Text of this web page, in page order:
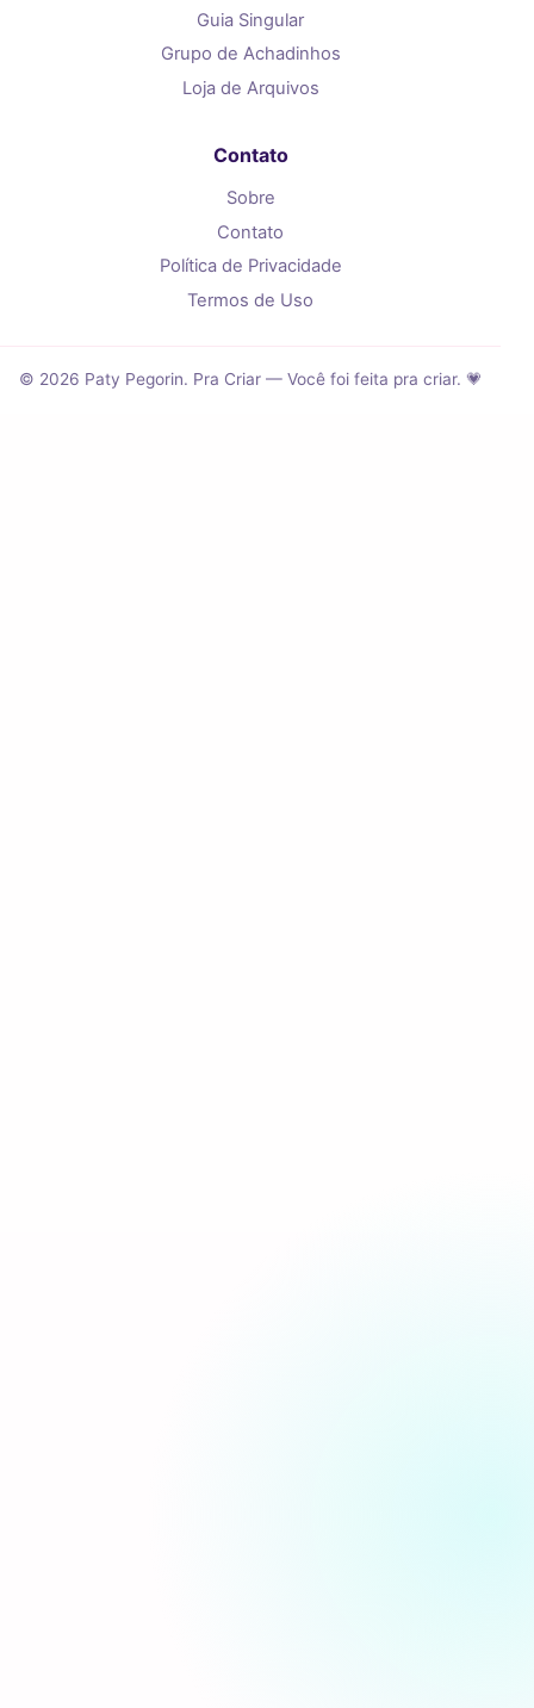
Guia Singular
Grupo de Achadinhos
Loja de Arquivos
Contato
Sobre
Contato
Política de Privacidade
Termos de Uso
© 2026 Paty Pegorin. Pra Criar — Você foi feita pra criar. 💗